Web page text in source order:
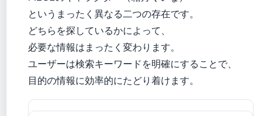
というまったく異なる二つの存在です。
どちらを探しているかによって、
必要な情報はまったく変わります。
ユーザーは検索キーワードを明確にすることで、
目的の情報に効率的にたどり着けます。